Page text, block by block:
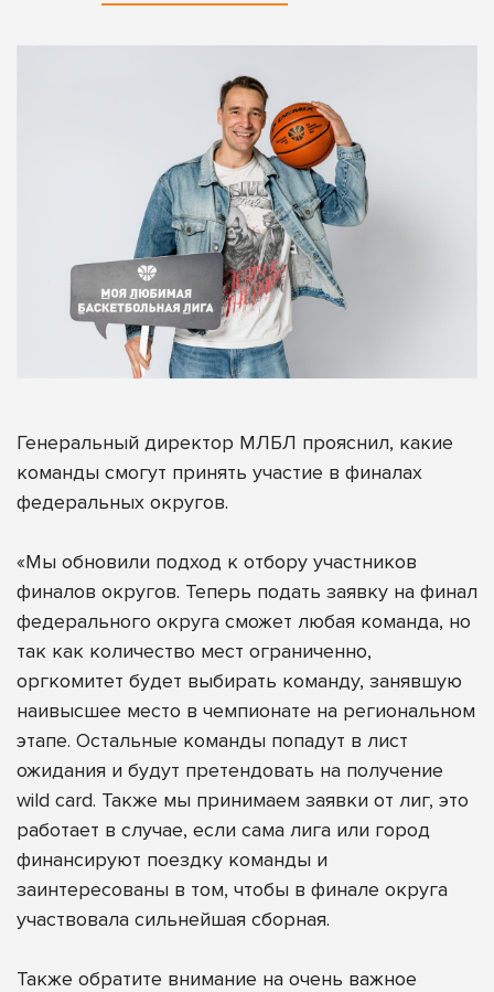
Генеральный директор МЛБЛ прояснил, какие
команды смогут принять участие в финалах
федеральных округов.
«Мы обновили подход к отбору участников
финалов округов. Теперь подать заявку на финал
федерального округа сможет любая команда, но
так как количество мест ограниченно,
оргкомитет будет выбирать команду, занявшую
наивысшее место в чемпионате на региональном
этапе. Остальные команды попадут в лист
ожидания и будут претендовать на получение
wild card. Также мы принимаем заявки от лиг, это
работает в случае, если сама лига или город
финансируют поездку команды и
заинтересованы в том, чтобы в финале округа
участвовала сильнейшая сборная.
Также обратите внимание на очень важное